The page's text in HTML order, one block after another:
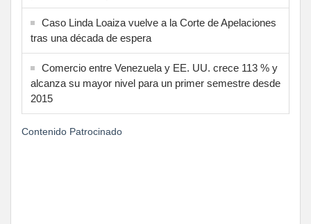
Caso Linda Loaiza vuelve a la Corte de Apelaciones
tras una década de espera
Comercio entre Venezuela y EE. UU. crece 113 % y
alcanza su mayor nivel para un primer semestre desde
2015
Contenido Patrocinado